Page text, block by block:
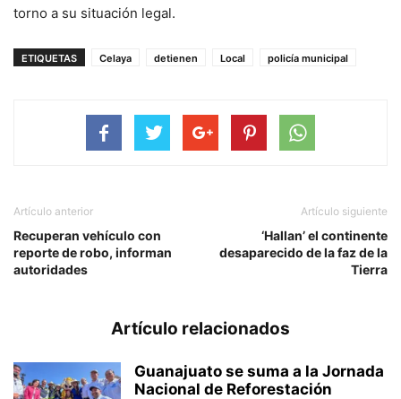
torno a su situación legal.
ETIQUETAS Celaya detienen Local policía municipal
Artículo anterior
Recuperan vehículo con
reporte de robo, informan
autoridades
Artículo siguiente
‘Hallan’ el continente
desaparecido de la faz de la
Tierra
Artículo relacionados
Guanajuato se suma a la Jornada
Nacional de Reforestación